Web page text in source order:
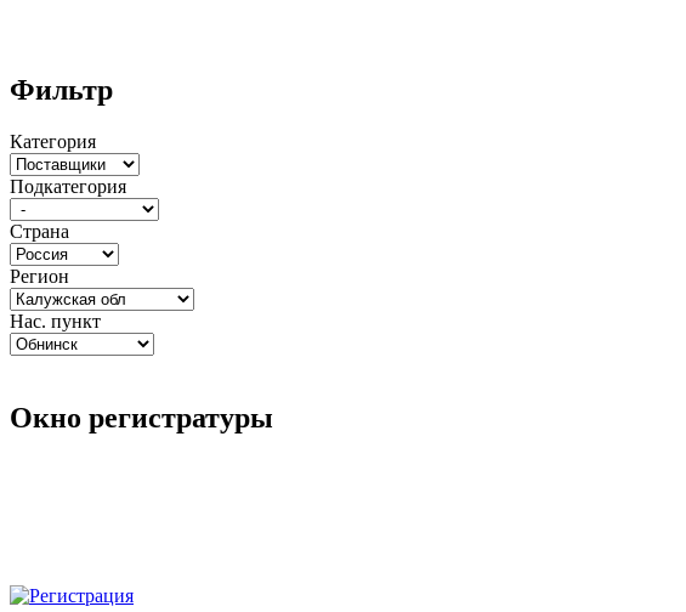
Фильтр
Категория
Подкатегория
Страна
Регион
Нас. пункт
Окно регистратуры